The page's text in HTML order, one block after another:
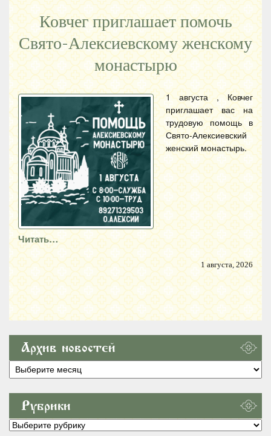
Ковчег приглашает помочь
Свято-Алексиевскому женскому
монастырю
1 августа , Ковчег
приглашает вас на
трудовую помощь в
Свято-Алексиевский
женский монастырь.
Читать…
1 августа, 2026
Архив новостей
Архив
новостей
Рубрики
Рубрики